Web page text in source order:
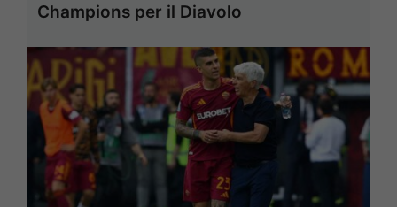
Champions per il Diavolo